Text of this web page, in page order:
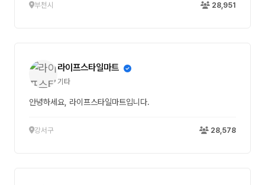
부천시 28,951
라이프스타일마트
기타
안녕하세요, 라이프스타일마트입니다.
강서구 28,578